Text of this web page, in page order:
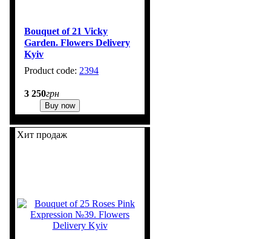
Bouquet of 21 Vicky
Garden. Flowers Delivery
Kyiv
2394
3 250грн
Buy now
Хит продаж